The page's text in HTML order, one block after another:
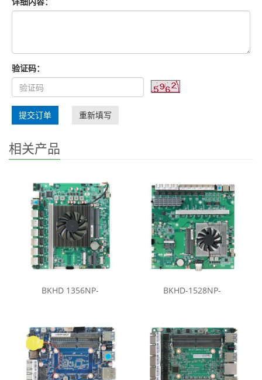
验证码：
提交订单 重新填写
相关产品
BKHD 1356NP- BKHD-1528NP-